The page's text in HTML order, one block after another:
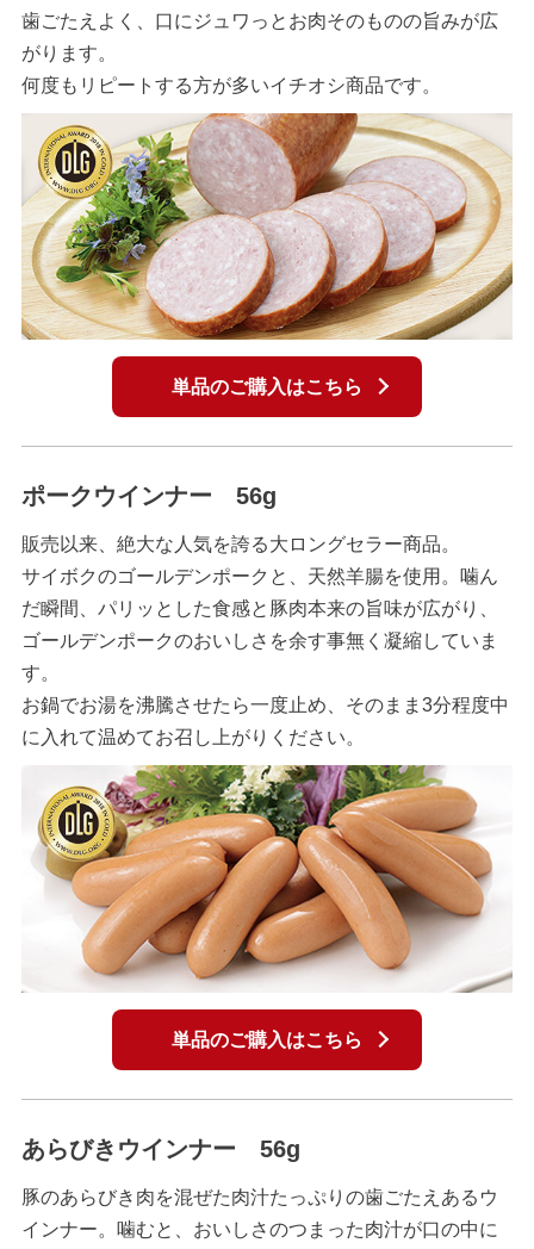
歯ごたえよく、口にジュワっとお肉そのものの旨みが広
がります。
何度もリピートする方が多いイチオシ商品です。
単品のご購入はこちら
ポークウインナー 56g
販売以来、絶大な人気を誇る大ロングセラー商品。
サイボクのゴールデンポークと、天然羊腸を使用。噛ん
だ瞬間、パリッとした食感と豚肉本来の旨味が広がり、
ゴールデンポークのおいしさを余す事無く凝縮していま
す。
お鍋でお湯を沸騰させたら一度止め、そのまま3分程度中
に入れて温めてお召し上がりください。
単品のご購入はこちら
あらびきウインナー 56g
豚のあらびき肉を混ぜた肉汁たっぷりの歯ごたえあるウ
インナー。噛むと、おいしさのつまった肉汁が口の中に